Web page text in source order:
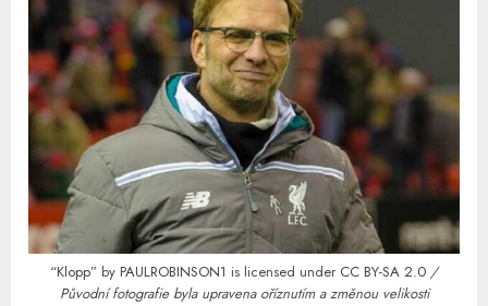
“Klopp” by PAULROBINSON1 is licensed under CC BY-SA 2.0 /
Původní fotografie byla upravena oříznutím a změnou velikosti